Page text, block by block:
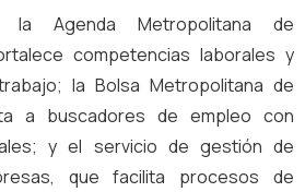
Agenda Metropolitana de
competencias laborales y
la Bolsa Metropolitana de
a buscadores de empleo con
y el servicio de gestión de
que facilita procesos de